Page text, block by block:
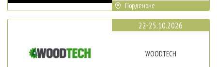
Порденоне
22-25.10.2026
WOODTECH